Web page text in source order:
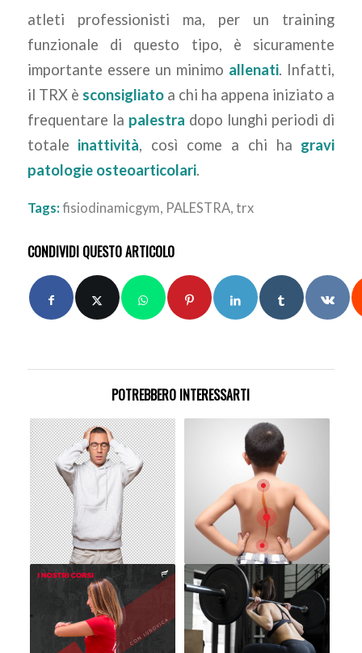
atleti professionisti ma, per un training
funzionale di questo tipo, è sicuramente
importante essere un minimo allenati. Infatti,
il TRX è sconsigliatoa chi ha appena iniziato a
frequentare la palestra dopo lunghi periodi di
totale inattività, così come a chi ha gravi
patologie osteoarticolari.
Tags: fisiodinamicgym, PALESTRA, trx
CONDIVIDI QUESTO ARTICOLO
POTREBBERO INTERESSARTI